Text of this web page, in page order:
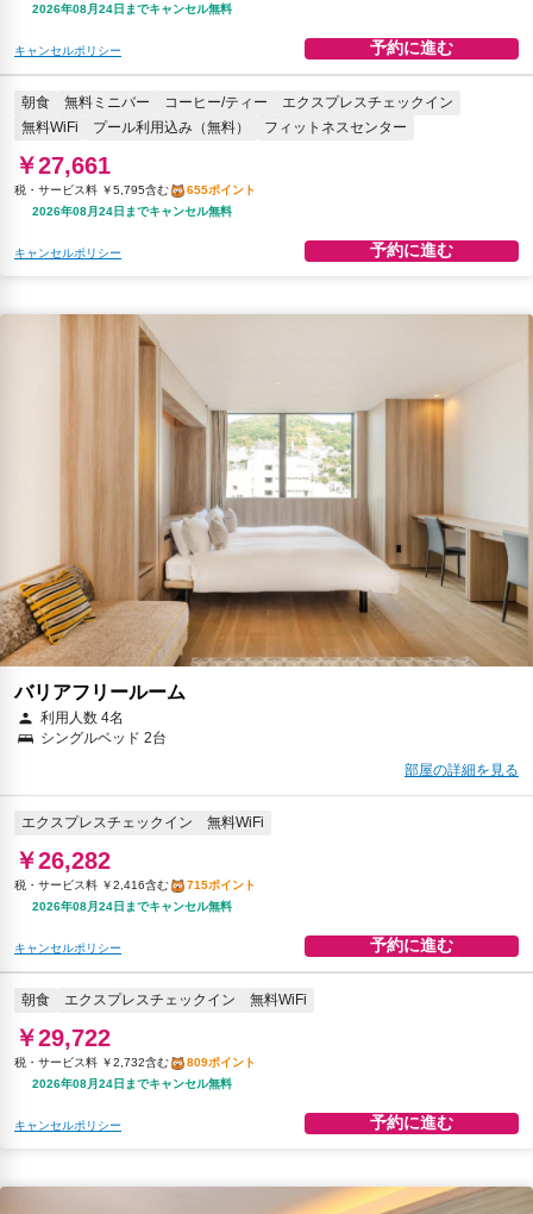
2026年08月24日までキャンセル無料
キャンセルポリシー 予約に進む
朝食 無料ミニバー コーヒー/ティー
エクスプレスチェックイン
無料WiFi
プール利用込み（無料） フィットネスセンター
￥27,661
税・サービス料 ￥5,795含む
655ポイント
2026年08月24日までキャンセル無料
キャンセルポリシー 予約に進む
バリアフリールーム
利用人数 4名
シングルベッド 2台
部屋の詳細を見る
エクスプレスチェックイン 無料WiFi
￥26,282
税・サービス料 ￥2,416含む
715ポイント
2026年08月24日までキャンセル無料
キャンセルポリシー 予約に進む
朝食 エクスプレスチェックイン 無料WiFi
￥29,722
税・サービス料 ￥2,732含む
809ポイント
2026年08月24日までキャンセル無料
キャンセルポリシー 予約に進む